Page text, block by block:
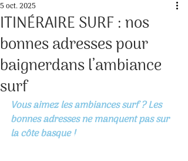
ITINÉRAIRE SURF : nos
bonnes adresses pour
baignerdans l’ambiance
surf
5 oct. 2025
Vous aimez les ambiances surf ? Les
bonnes adresses ne manquent pas sur
la côte basque !